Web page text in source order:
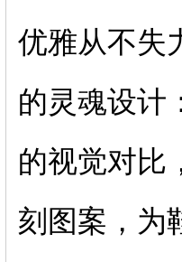
优雅从不失
的灵魂设计
的视觉对比
刻图案，为